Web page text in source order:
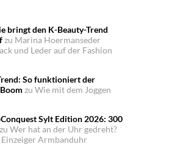
bringt den K-Beauty-Trend
zu Marina Hoermanseder
und Leder auf der Fashion
So funktioniert der
zu Wie mit dem Joggen
Sylt Edition 2026: 300
zu Wer hat an der Uhr gedreht?
Armbanduhr